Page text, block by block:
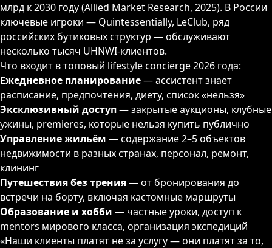
млрд к 2030 году (Allied Market Research, 2025). В России
ключевые игроки — Quintessentially, LeClub, ряд
российских бутиковых структур — обслуживают
несколько тысяч UHNWI-клиентов.
Что входит в топовый lifestyle concierge 2026 года:
Ежедневное планирование— ассистент знает
расписание, предпочтения, диету, список «нельзя»
Эксклюзивный доступ— закрытые аукционы, клубные
ужины, premieres, которые нельзя купить публично
Управление жильём — содержание 2–5 объектов
недвижимости в разных странах, персонал, ремонт,
клининг
Путешествия без трения— от бронирования до
встречи на борту, включая кастомные маршруты
Образование и хобби — частные уроки, доступ к
mentors мирового класса, организация экспедиций
«Наши клиенты платят не за услугу — они платят за то,